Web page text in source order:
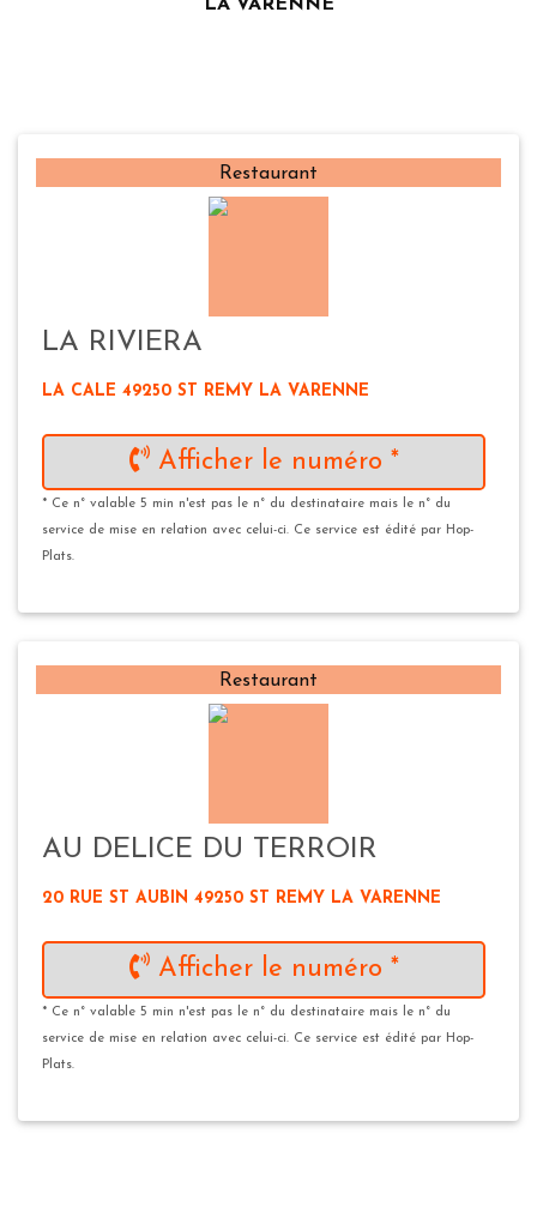
LA VARENNE
Restaurant
LA RIVIERA
LA CALE 49250 ST REMY LA VARENNE
Afficher le numéro *
* Ce n° valable 5 min n'est pas le n° du destinataire mais le n° du
service de mise en relation avec celui-ci. Ce service est édité par Hop-
Plats.
Restaurant
AU DELICE DU TERROIR
20 RUE ST AUBIN 49250 ST REMY LA VARENNE
Afficher le numéro *
* Ce n° valable 5 min n'est pas le n° du destinataire mais le n° du
service de mise en relation avec celui-ci. Ce service est édité par Hop-
Plats.